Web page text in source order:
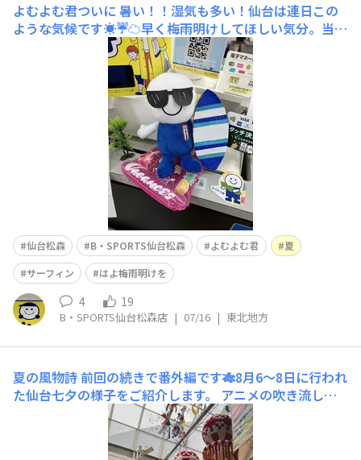
よむよむ君ついに暑い！！湿気も多い！仙台は連日この
ような気候です☀️☔️☁️早く梅雨明けしてほしい気分。当店
のよむよむ君は本格的な夏バージョン☀️🌴サーフボード登
場🏄‍♂️🏄🏄‍♀️🌊よむよむ君、実はサーファー！？サングラス
をして紫外線予防🕶️☀️
仙台松森 B・SPORTS仙台松森 よむよむ君
夏
サーフィン
はよ梅雨明けを
4 19
B・SPORTS仙台松森店 | 07/16 | 東北地方
夏の風物詩前回の続きで番外編です🎋8月6〜8日に行われ
た仙台七夕の様子をご紹介します。 アニメの吹き流しも
ありました。 推しの子 鬼滅の刃 Re：ゼロから始める異世
界生活 それからジャンルは音楽へあの大物バンドも「TH
E ALFEE」 アルフィーの「